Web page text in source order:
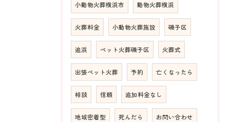
小動物火葬横浜市 動物火葬横浜
火葬料金 小動物火葬施設 磯子区
追浜 ペット火葬磯子区 火葬式
出張ペット火葬 予約 亡くなったら
相談 信頼 追加料金なし
地域密着型 死んだら お問い合わせ